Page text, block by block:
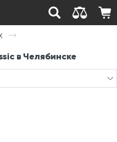
в Челябинске